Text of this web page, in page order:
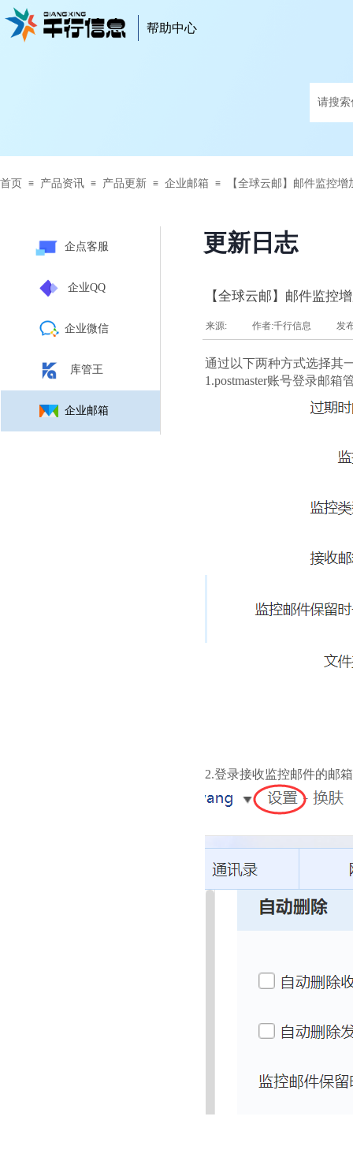
帮助中心
首页 ≡ 产品资讯 ≡ 产品更新 ≡ 企业邮箱 ≡ 【全球云邮】邮件监控
企点客服
企业QQ
企业微信
库管王
企业邮箱
更新日志
【全球云邮】邮件监控
来源: 作者:千行信息 发
通过以下两种方式选择其
1.postmaster账号登录邮
2.登录接收监控邮件的邮